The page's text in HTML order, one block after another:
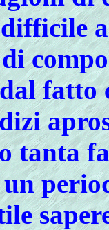
tanta